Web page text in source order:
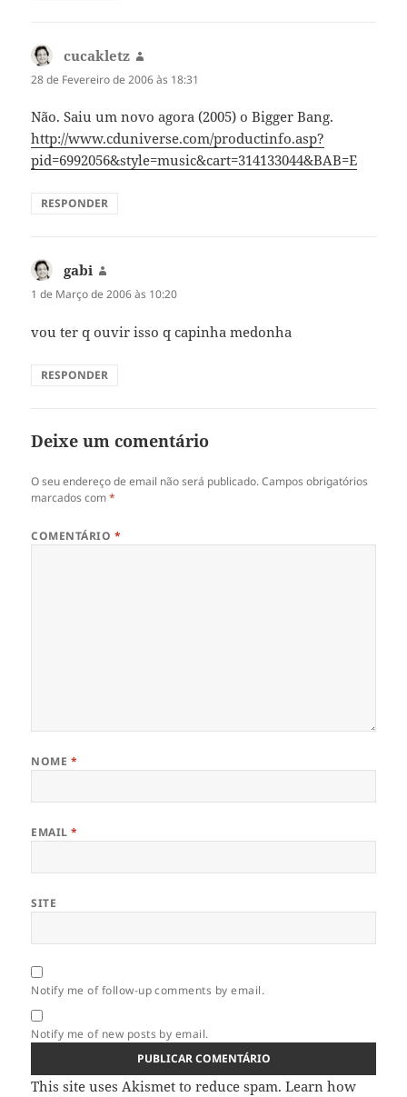
cucakletz
28 de Fevereiro de 2006 às 18:31
Não. Saiu um novo agora (2005) o Bigger Bang.
http://www.cduniverse.com/productinfo.asp?
pid=6992056&style=music&cart=314133044&BAB=E
RESPONDER
gabi
1 de Março de 2006 às 10:20
vou ter q ouvir isso q capinha medonha
RESPONDER
Deixe um comentário
O seu endereço de email não será publicado. Campos obrigatórios
marcados com*
COMENTÁRIO *
NOME *
EMAIL*
SITE
Notify me of follow-up comments by email.
Notify me of new posts by email.
This site uses Akismet to reduce spam.Learn how